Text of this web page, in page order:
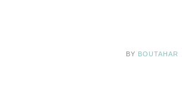
BY BOUTAHAR